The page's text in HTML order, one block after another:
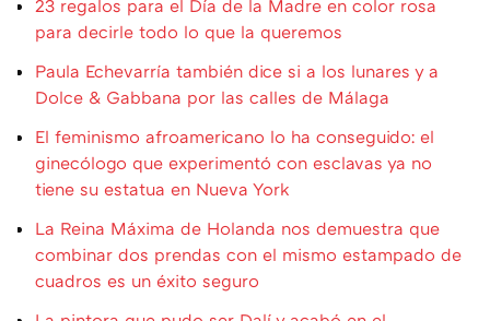
23 regalos para el Día de la Madre en color rosa
para decirle todo lo que la queremos
Paula Echevarría también dice si a los lunares y a
Dolce & Gabbana por las calles de Málaga
El feminismo afroamericano lo ha conseguido: el
ginecólogo que experimentó con esclavas ya no
tiene su estatua en Nueva York
La Reina Máxima de Holanda nos demuestra que
combinar dos prendas con el mismo estampado de
cuadros es un éxito seguro